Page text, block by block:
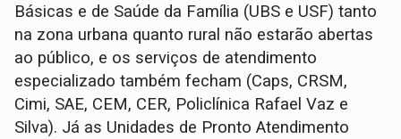
Básicas e de Saúde da Família (UBS e USF) tanto
na zona urbana quanto rural não estarão abertas
ao público, e os serviços de atendimento
especializado também fecham (Caps, CRSM,
Cimi, SAE, CEM, CER, Policlínica Rafael Vaz e
Silva). Já as Unidades de Pronto Atendimento